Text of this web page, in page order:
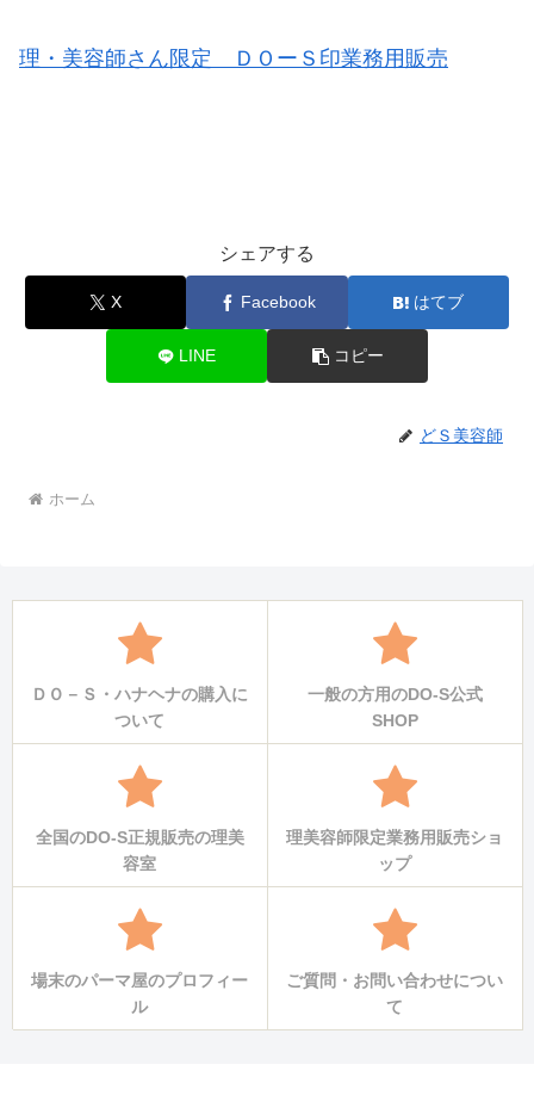
理・美容師さん限定 ＤＯーＳ印業務用販売
シェアする
X Facebook はてブ
LINE コピー
どＳ美容師
ホーム
ＤＯ－Ｓ・ハナヘナの購入に
ついて
一般の方用のDO-S公式
SHOP
全国のDO-S正規販売の理美
容室
理美容師限定業務用販売ショ
ップ
場末のパーマ屋のプロフィー
ル
ご質問・お問い合わせについ
て